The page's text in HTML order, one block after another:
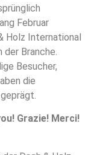
Februar
Holz International
der Branche.
Besucher,
die
Grazie! Merci!